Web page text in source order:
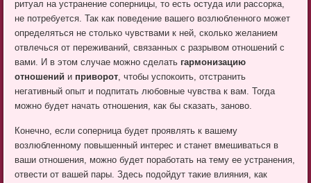
ритуал на устранение соперницы, то есть остуда или рассорка,
не потребуется. Так как поведение вашего возлюбленного может
определяться не столько чувствами к ней, сколько желанием
отвлечься от переживаний, связанных с разрывом отношений с
вами. И в этом случае можно сделать гармонизацию
отношений и приворот, чтобы успокоить, отстранить
негативный опыт и подпитать любовные чувства к вам. Тогда
можно будет начать отношения, как бы сказать, заново.
Конечно, если соперница будет проявлять к вашему
возлюбленному повышенный интерес и станет вмешиваться в
ваши отношения, можно будет поработать на тему ее устранения,
отвести от вашей пары. Здесь подойдут такие влияния, как